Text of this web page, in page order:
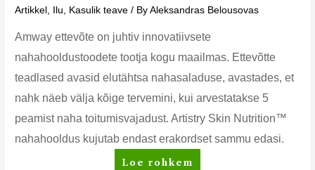
halva
kolesterooli
Artikkel Ilu Kasulik teave / ByAleksandras Belousovas
Amway ettevõte on juhtiv innovatiivsete
nahahooldustoodete tootja kogu maailmas. Ettevõtte
teadlased avasid elutähtsa nahasaladuse, avastades, et
nahk näeb välja kõige tervemini, kui arvestatakse 5
peamist naha toitumisvajadust. Artistry Skin Nutrition™
nahahooldus kujutab endast erakordset sammu edasi.
Artistry
Loe rohkem